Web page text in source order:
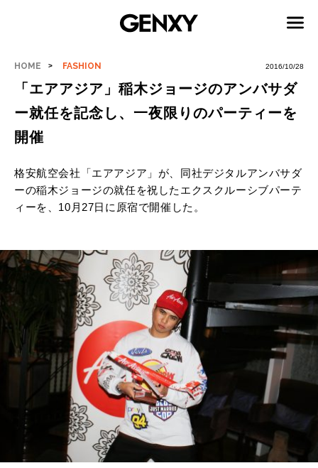
HOME FASHION 2016/10/28
「エアアジア」稲木ジョージのアンバサダ
ー就任を記念し、一夜限りのパーティーを
開催
格安航空会社「エアアジア」が、同社デジタルアンバサダ
ーの稲木ジョージの就任を祝したエクスクルーシブパーテ
ィーを、10月27日に原宿で開催した。